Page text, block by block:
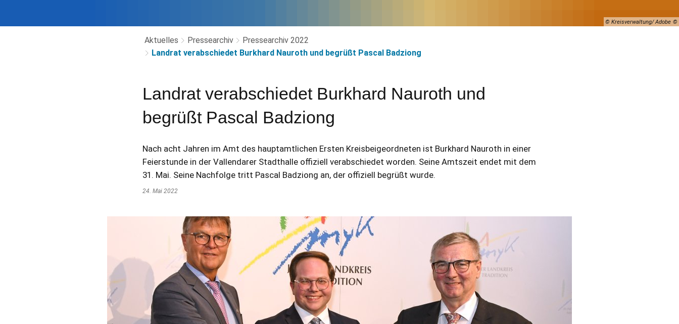
© Kreisverwaltung/ Adobe
Aktuelles Pressearchiv
Pressearchiv 2022
Landrat verabschiedet Burkhard Nauroth und begrüßt Pascal Badziong
Landrat verabschiedet Burkhard Nauroth und
begrüßt Pascal Badziong
Nach acht Jahren im Amt des hauptamtlichen Ersten Kreisbeigeordneten ist Burkhard Nauroth in einer
Feierstunde in der Vallendarer Stadthalle offiziell verabschiedet worden. Seine Amtszeit endet mit dem
31. Mai. Seine Nachfolge tritt Pascal Badziong an, der offiziell begrüßt wurde.
24. Mai 2022